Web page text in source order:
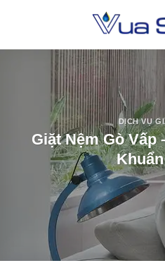
DỊCH VỤ
Giặt Nệm Gò Vấp